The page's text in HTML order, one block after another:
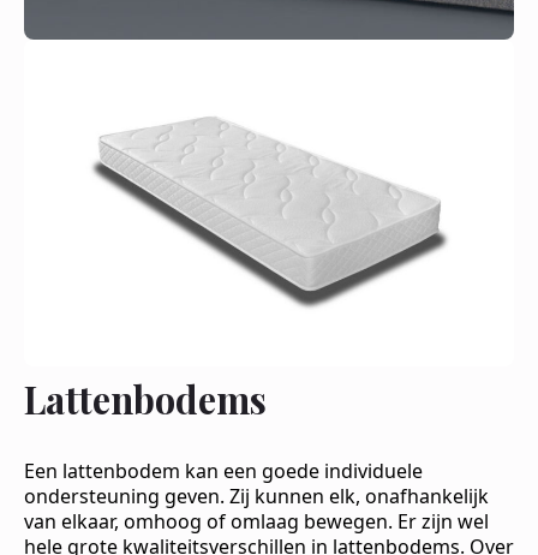
Lattenbodems
Een lattenbodem kan een goede individuele
ondersteuning geven. Zij kunnen elk, onafhankelijk
van elkaar, omhoog of omlaag bewegen. Er zijn wel
hele grote kwaliteitsverschillen in lattenbodems. Over